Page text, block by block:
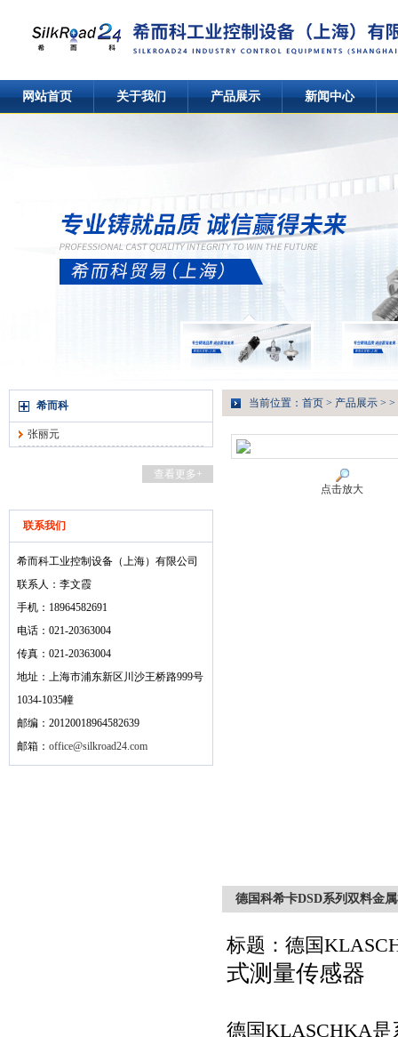
网站首页 关于我们 产品展示 新闻中心
希而科
张丽元
查看更多+
联系我们
希而科工业控制设备（上海）有限公司
联系人：李文霞
手机：18964582691
电话：021-20363004
传真：021-20363004
地址：上海市浦东新区川沙王桥路999号
1034-1035幢
邮编：20120018964582639
邮箱： office@silkroad24.com
当前位置： 首页 > 产品展示 > >
点击放大
德国科希卡DSD系列双料金
标题：德国
式测量传感器
德国KLASCHKA是